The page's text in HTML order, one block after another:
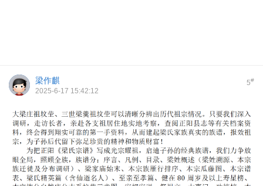
5#
梁作麒
2025-6-17 15:42:12